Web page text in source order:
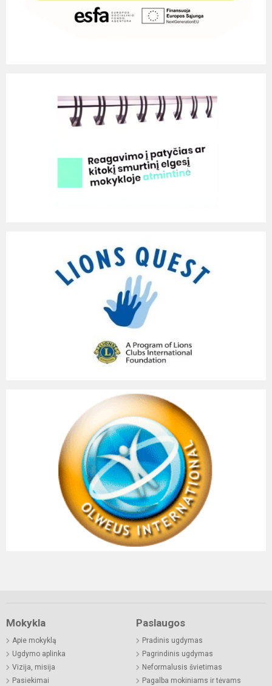
Mokykla
Apie mokyklą
Ugdymo aplinka
Vizija, misija
Pasiekimai
Paslaugos
Pradinis ugdymas
Pagrindinis ugdymas
Neformalusis švietimas
Pagalba mokiniams ir tėvams